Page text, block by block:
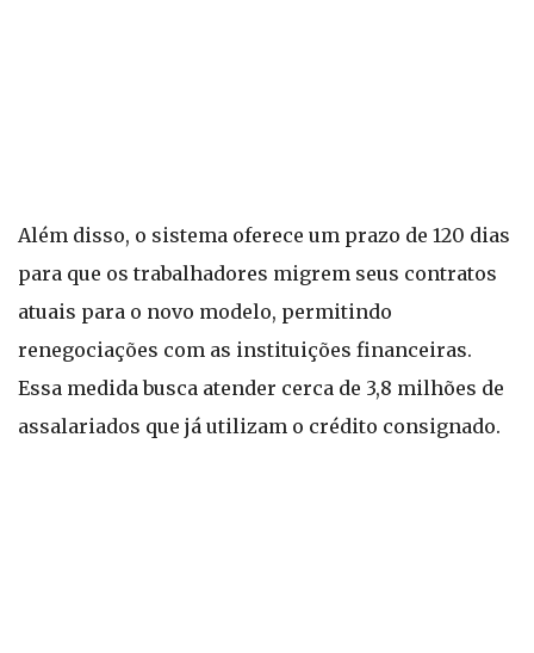
Além disso, o sistema oferece um prazo de 120 dias
para que os trabalhadores migrem seus contratos
atuais para o novo modelo, permitindo
renegociações com as instituições financeiras.
Essa medida busca atender cerca de 3,8 milhões de
assalariados que já utilizam o crédito consignado.